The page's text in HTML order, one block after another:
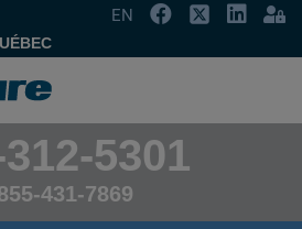
EN
5301
431-7869